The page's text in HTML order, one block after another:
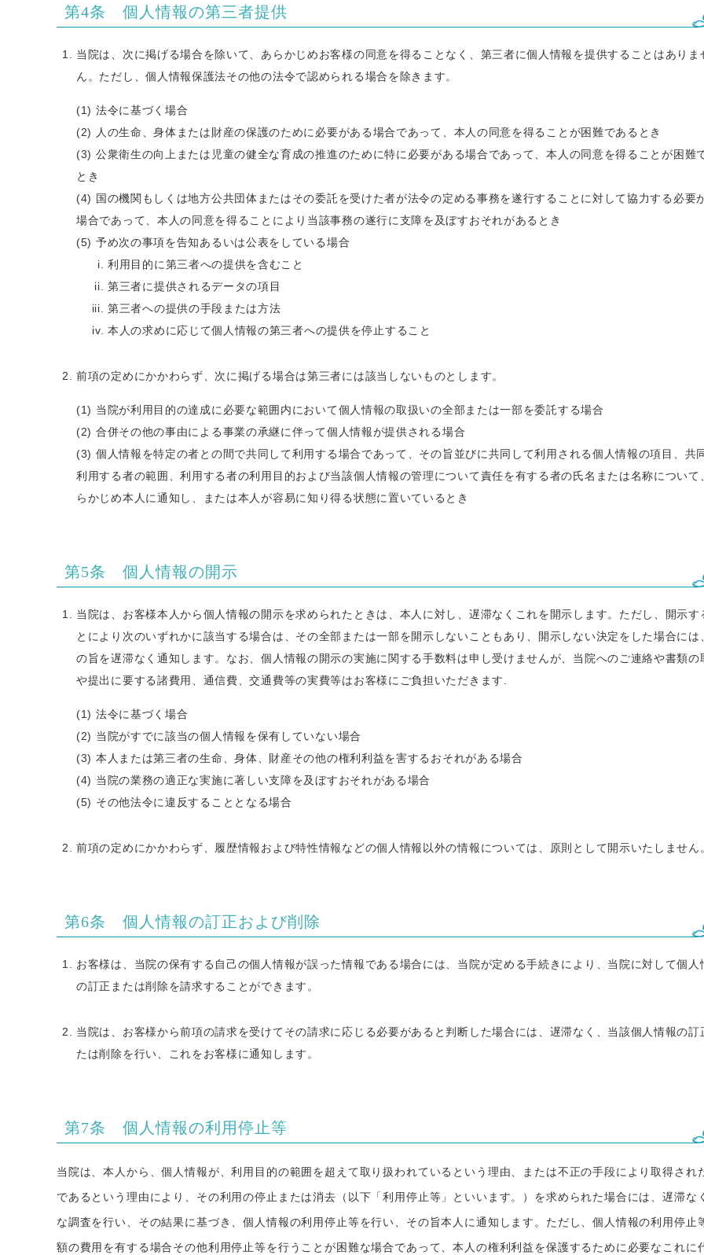
第4条 個人情報の第三者提供
当院は、次に掲げる場合を除いて、あらかじめお客様の同意を得ることなく、第三者に個人情報を提供することはありま
ん。ただし、個人情報保護法その他の法令で認められる場合を除きます。
法令に基づく場合
人の生命、身体または財産の保護のために必要がある場合であって、本人の同意を得ることが困難であるとき
公衆衛生の向上または児童の健全な育成の推進のために特に必要がある場合であって、本人の同意を得ることが困難
とき
国の機関もしくは地方公共団体またはその委託を受けた者が法令の定める事務を遂行することに対して協力する必要
場合であって、本人の同意を得ることにより当該事務の遂行に支障を及ぼすおそれがあるとき
予め次の事項を告知あるいは公表をしている場合
利用目的に第三者への提供を含むこと
第三者に提供されるデータの項目
第三者への提供の手段または方法
本人の求めに応じて個人情報の第三者への提供を停止すること
前項の定めにかかわらず、次に掲げる場合は第三者には該当しないものとします。
当院が利用目的の達成に必要な範囲内において個人情報の取扱いの全部または一部を委託する場合
合併その他の事由による事業の承継に伴って個人情報が提供される場合
個人情報を特定の者との間で共同して利用する場合であって、その旨並びに共同して利用される個人情報の項目、共
利用する者の範囲、利用する者の利用目的および当該個人情報の管理について責任を有する者の氏名または名称について
らかじめ本人に通知し、または本人が容易に知り得る状態に置いているとき
第5条 個人情報の開示
当院は、お客様本人から個人情報の開示を求められたときは、本人に対し、遅滞なくこれを開示します。ただし、開示す
とにより次のいずれかに該当する場合は、その全部または一部を開示しないこともあり、開示しない決定をした場合には
の旨を遅滞なく通知します。なお、個人情報の開示の実施に関する手数料は申し受けませんが、当院へのご連絡や書類の
や提出に要する諸費用、通信費、交通費等の実費等はお客様にご負担いただきます.
法令に基づく場合
当院がすでに該当の個人情報を保有していない場合
本人または第三者の生命、身体、財産その他の権利利益を害するおそれがある場合
当院の業務の適正な実施に著しい支障を及ぼすおそれがある場合
その他法令に違反することとなる場合
前項の定めにかかわらず、履歴情報および特性情報などの個人情報以外の情報については、原則として開示いたしません
第6条 個人情報の訂正および削除
お客様は、当院の保有する自己の個人情報が誤った情報である場合には、当院が定める手続きにより、当院に対して個人
の訂正または削除を請求することができます。
当院は、お客様から前項の請求を受けてその請求に応じる必要があると判断した場合には、遅滞なく、当該個人情報の訂
たは削除を行い、これをお客様に通知します。
第7条 個人情報の利用停止等
当院は、本人から、個人情報が、利用目的の範囲を超えて取り扱われているという理由、または不正の手段により取得され
であるという理由により、その利用の停止または消去（以下「利用停止等」といいます。）を求められた場合には、遅滞な
な調査を行い、その結果に基づき、個人情報の利用停止等を行い、その旨本人に通知します。ただし、個人情報の利用停止
額の費用を有する場合その他利用停止等を行うことが困難な場合であって、本人の権利利益を保護するために必要なこれに